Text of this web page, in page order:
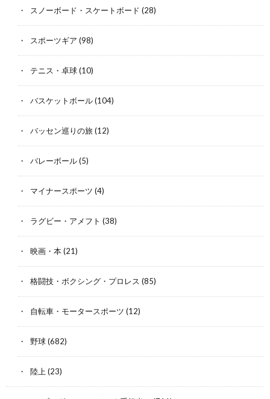
スノーボード・スケートボード (28)
スポーツギア (98)
テニス・卓球(10)
バスケットボール(104)
バッセン巡りの旅(12)
バレーボール(5)
マイナースポーツ (4)
ラグビー・アメフト (38)
映画・本(21)
格闘技・ボクシング・プロレス (85)
自転車・モータースポーツ (12)
野球(682)
陸上 (23)